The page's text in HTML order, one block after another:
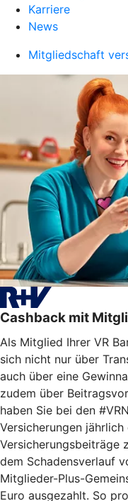
Karriere
News
Mitgliedschaft
Cashback mit
Als Mitglied Ihrer VR
sich nicht nur über
auch über eine
zudem über
haben Sie bei den
Versicherungen
Versicherungsbeiträge
dem Schadensverlauf
Mitglieder-Plus-
Euro ausgezahlt. So